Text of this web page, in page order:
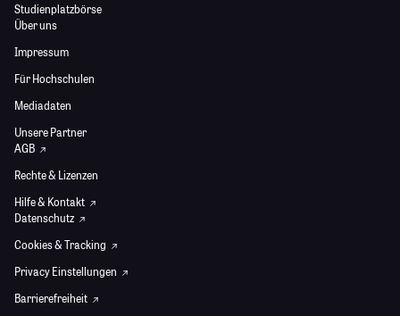
Studienplatzbörse
Über uns
Impressum
Für Hochschulen
Mediadaten
Unsere Partner
AGB
Rechte & Lizenzen
Hilfe & Kontakt
Datenschutz
Cookies & Tracking
Privacy Einstellungen
Barrierefreiheit